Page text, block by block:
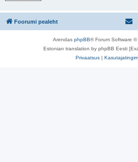
Foorumi pealeht
Arendas phpBB® Forum Software ©
Estonian translation by phpBB Eesti
Privaatsus |